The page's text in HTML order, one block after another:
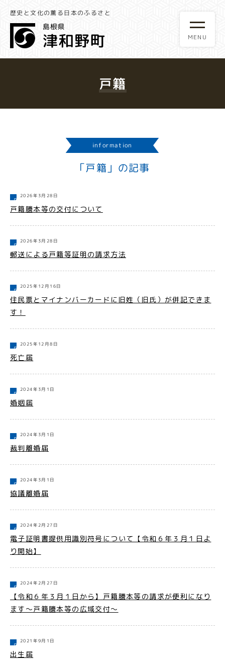
歴史と文化の薫る日本のふるさと
戸籍
information
「戸籍」の記事
2026年3月28日
戸籍謄本等の交付について
2026年3月28日
郵送による戸籍等証明の請求方法
2025年12月16日
住民票とマイナンバーカードに旧姓（旧氏）が併記できま
す！
2025年12月8日
死亡届
2024年3月1日
婚姻届
2024年3月1日
裁判離婚届
2024年3月1日
協議離婚届
2024年2月27日
電子証明書提供用識別符号について【令和６年３月１日よ
り開始】
2024年2月27日
【令和６年３月１日から】戸籍謄本等の請求が便利になり
ます～戸籍謄本等の広域交付～
2021年9月1日
出生届